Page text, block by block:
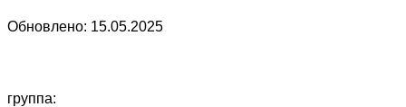
Обновлено: 15.05.2025
группа: